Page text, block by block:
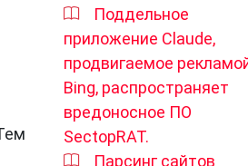
Поддельное
приложение Claude,
продвигаемое
Bing, распространяет
вредоносное ПО
SectopRAT.
Парсинг сайтов